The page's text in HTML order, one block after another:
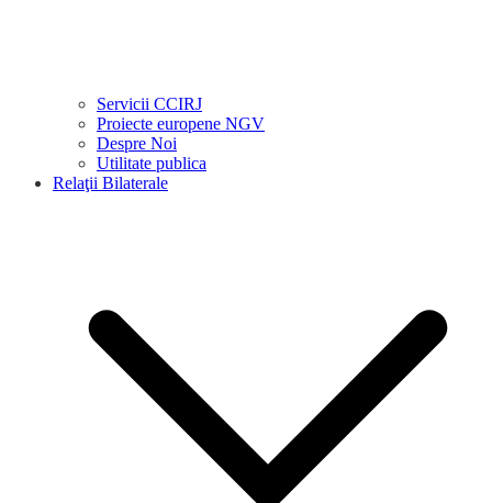
Servicii CCIRJ
Proiecte europene NGV
Despre Noi
Utilitate publica
Relaţii Bilaterale